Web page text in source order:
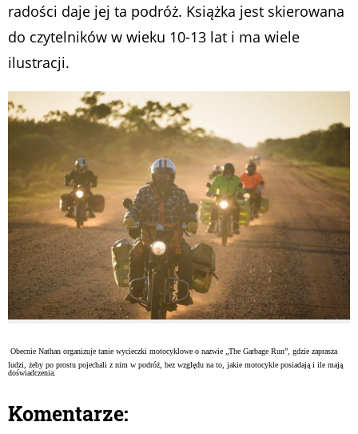
radości daje jej ta podróż. Książka jest skierowana
do czytelników w wieku 10-13 lat i ma wiele
ilustracji.
Obecnie Nathan organizuje tanie wycieczki motocyklowe o nazwie „The Garbage Run”, gdzie zaprasza
ludzi, żeby po prostu pojechali z nim w podróż, bez względu na to, jakie motocykle posiadają i ile mają
doświadczenia.
Komentarze: